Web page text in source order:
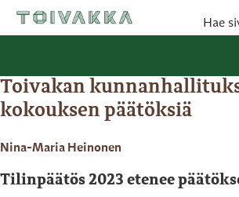
Toivakan
kokouksen päätöksiä
Nina-Maria Heinonen
Tilinpäätös 2023 etenee